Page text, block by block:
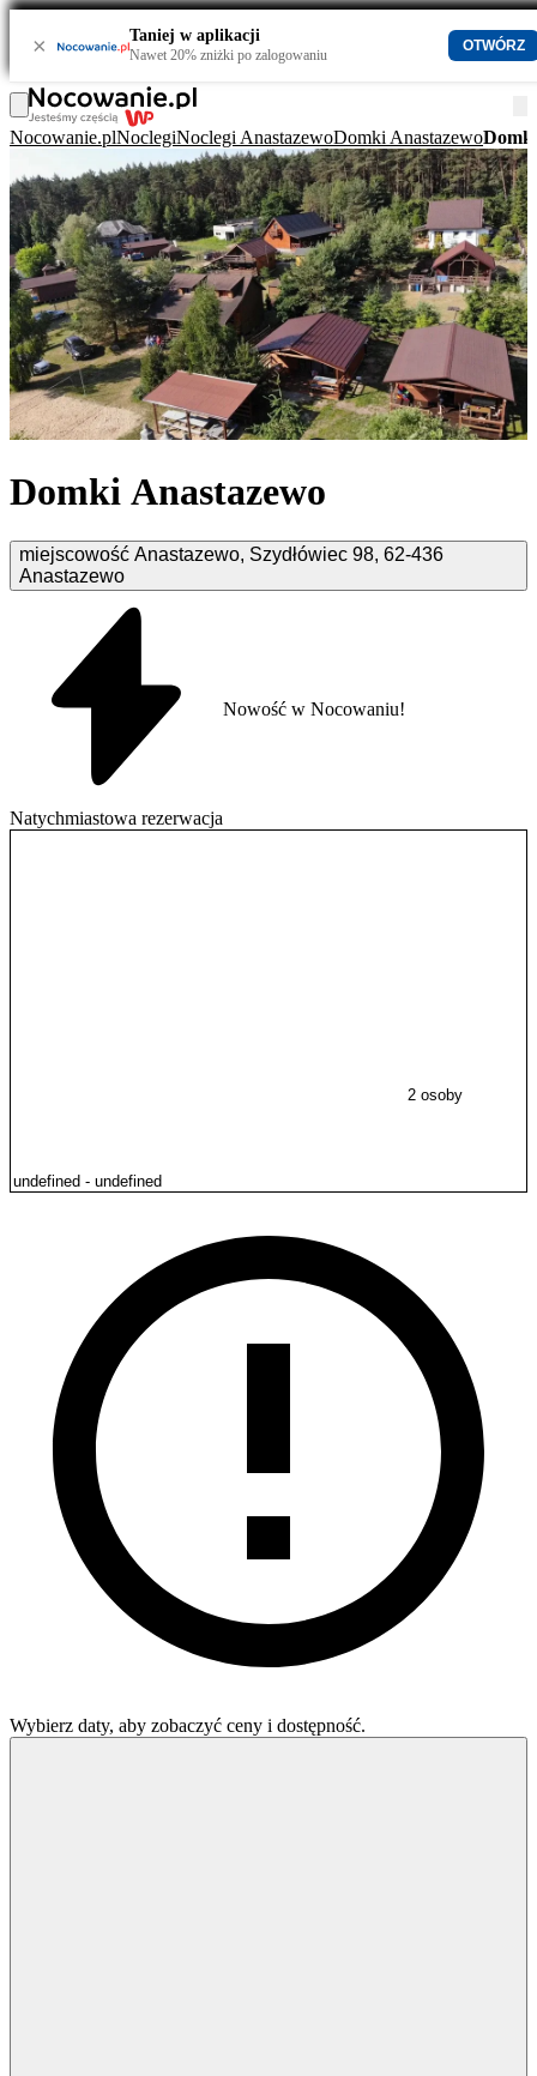
× Taniej w aplikacji
Nawet 20% zniżki po zalogowaniu
OTWÓRZ
Nocowanie.plNoclegiNoclegi AnastazewoDomki Anastazewo
Domki Anastazewo
miejscowość Anastazewo, Szydłówiec 98, 62-436
Anastazewo
Natychmiastowa rezerwacja
Nowość w Nocowaniu!
2 osoby
Wybierz daty, aby zobaczyć ceny i dostępność.